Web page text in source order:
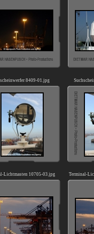
8409-01.jpg
Lichtmasten 10705-03.jpg Terminal-